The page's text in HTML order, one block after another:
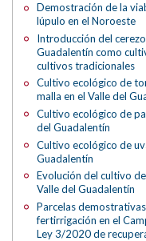
Demostración de la
lúpulo en el Noroeste
Introducción del
Guadalentín como
cultivos tradicionales
Cultivo ecológico de
malla en el Valle del
Cultivo ecológico de
del Guadalentín
Cultivo ecológico de
Guadalentín
Evolución del cultivo
Valle del Guadalentín
Parcelas
fertirrigación en el
Ley 3/2020 de